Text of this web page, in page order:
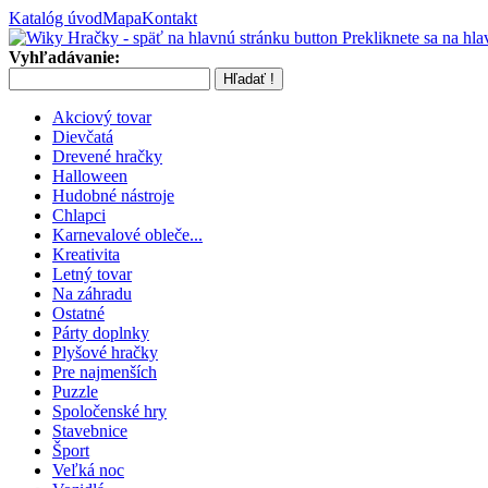
Katalóg úvodMapaKontakt
Prekliknete sa na
Vyhľadávanie:
Akciový tovar
Dievčatá
Drevené hračky
Halloween
Hudobné nástroje
Chlapci
Karnevalové obleče...
Kreativita
Letný tovar
Na záhradu
Ostatné
Párty doplnky
Plyšové hračky
Pre najmenších
Puzzle
Spoločenské hry
Stavebnice
Šport
Veľká noc